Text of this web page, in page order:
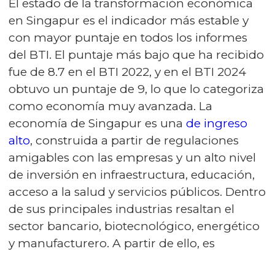
El estado de la transformación económica
en Singapur es el indicador más estable y
con mayor puntaje en todos los informes
del BTI. El puntaje más bajo que ha recibido
fue de 8.7 en el BTI 2022, y en el BTI 2024
obtuvo un puntaje de 9, lo que lo categoriza
como economía muy avanzada. La
economía de Singapur es una de ingreso
alto, construida a partir de regulaciones
amigables con las empresas y un alto nivel
de inversión en infraestructura, educación,
acceso a la salud y servicios públicos. Dentro
de sus principales industrias resaltan el
sector bancario, biotecnológico, energético
y manufacturero. A partir de ello, es